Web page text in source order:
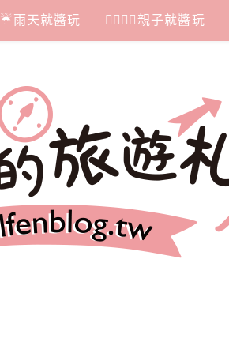
☔雨天就醬玩 👩‍❤‍💋‍👨親子就醬玩